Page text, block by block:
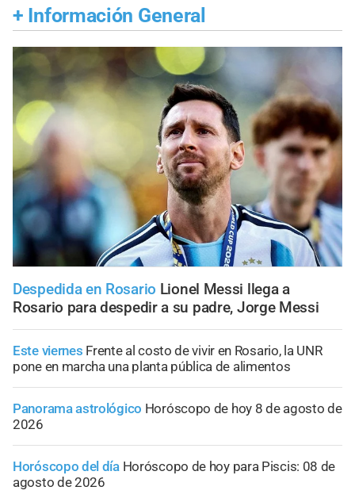
+ Información General
Despedida en Rosario Lionel Messi llega a
Rosario para despedir a su padre, Jorge Messi
Este viernes Frente al costo de vivir en Rosario, la UNR
pone en marcha una planta pública de alimentos
Panorama astrológico Horóscopo de hoy 8 de agosto de
2026
Horóscopo del día Horóscopo de hoy para Piscis: 08 de
agosto de 2026